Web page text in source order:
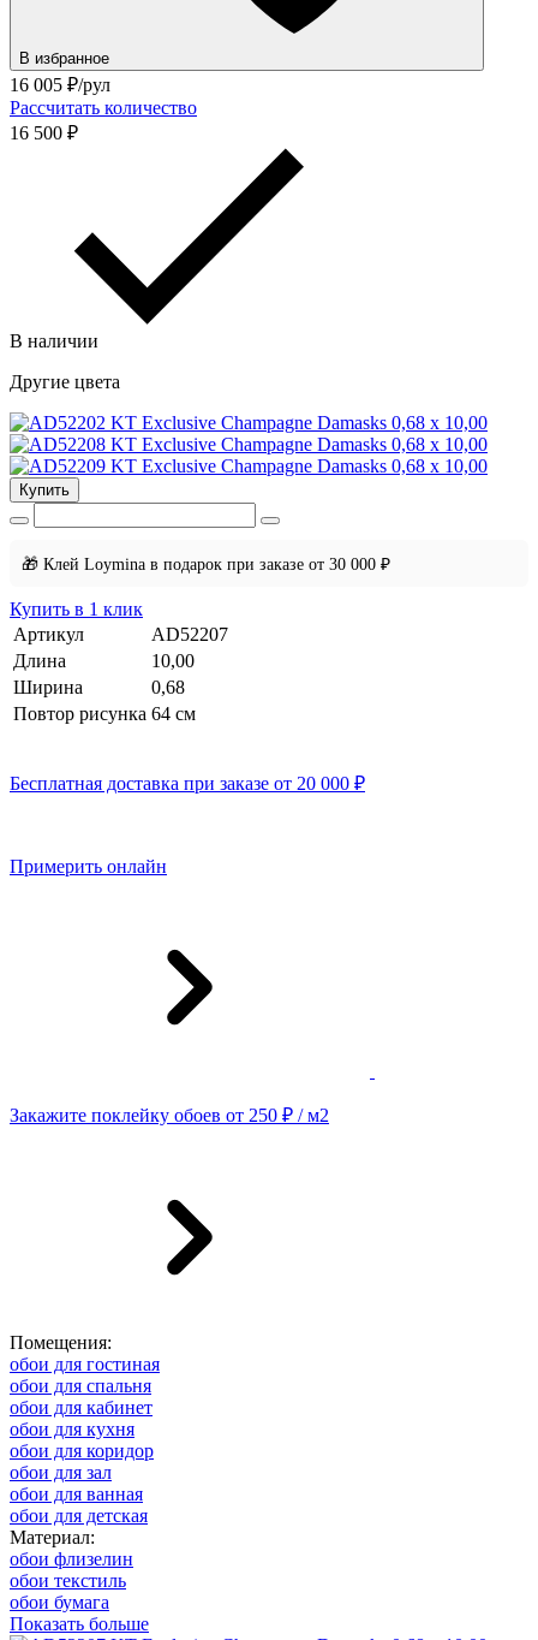
В избранное
16 005 ₽/рул
Рассчитать количество
16 500 ₽
В наличии
Другие цвета
Купить
🎁 Клей Loymina в подарок при заказе от 30 000 ₽
Купить в 1 клик
Артикул
AD52207
Длина
10,00
Ширина
0,68
Повтор рисунка 64 cм
Бесплатная доставка при заказе от 20 000 ₽
Примерить онлайн
Закажите поклейку обоев от 250 ₽ / м2
Помещения:
обои для гостиная
обои для спальня
обои для кабинет
обои для кухня
обои для коридор
обои для зал
обои для ванная
обои для детская
Материал:
обои флизелин
обои текстиль
обои бумага
Показать больше